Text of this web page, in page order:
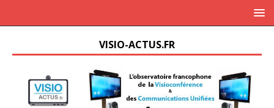
VISIO-ACTUS.FR